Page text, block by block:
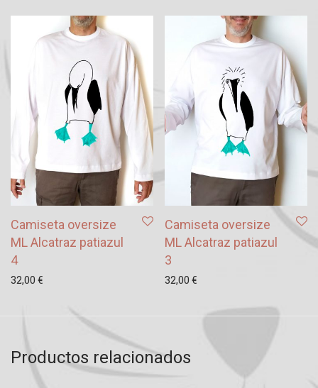
Camiseta oversize
ML Alcatraz patiazul
4
32,00 €
Camiseta oversize
ML Alcatraz patiazul
3
32,00 €
Productos relacionados